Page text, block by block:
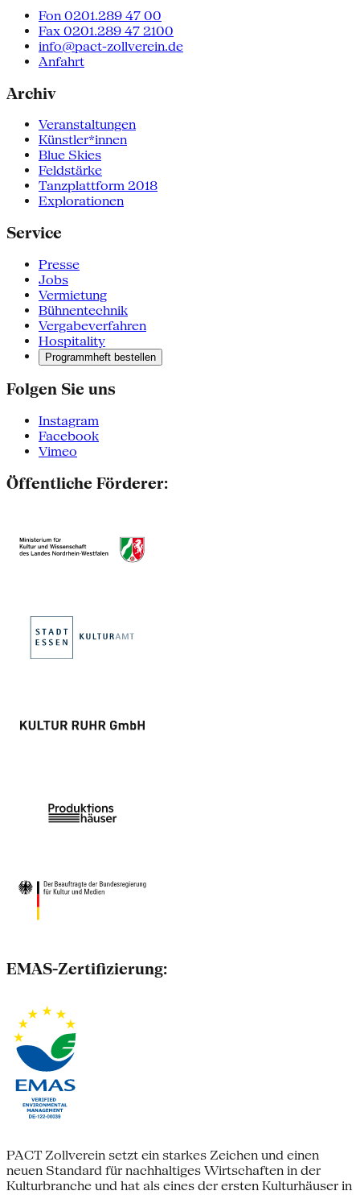
Fon 0201.289 47 00
Fax 0201.289 47 2100
info@pact-zollverein.de
Anfahrt
Archiv
Veranstaltungen
Künstler*innen
Blue Skies
Feldstärke
Tanzplattform 2018
Explorationen
Service
Presse
Jobs
Vermietung
Bühnentechnik
Vergabeverfahren
Hospitality
Programmheft bestellen
Folgen Sie uns
Instagram
Facebook
Vimeo
Öffentliche Förderer:
EMAS-Zertifizierung:
PACT Zollverein setzt ein starkes Zeichen und einen
neuen Standard für nachhaltiges Wirtschaften in der
Kulturbranche und hat als eines der ersten Kulturhäuser in